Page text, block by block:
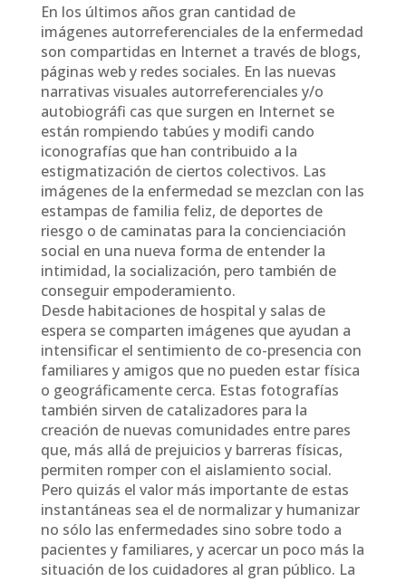
En los últimos años gran cantidad de
imágenes autorreferenciales de la enfermedad
son compartidas en Internet a través de blogs,
páginas web y redes sociales. En las nuevas
narrativas visuales autorreferenciales y/o
autobiográfi cas que surgen en Internet se
están rompiendo tabúes y modifi cando
iconografías que han contribuido a la
estigmatización de ciertos colectivos. Las
imágenes de la enfermedad se mezclan con las
estampas de familia feliz, de deportes de
riesgo o de caminatas para la concienciación
social en una nueva forma de entender la
intimidad, la socialización, pero también de
conseguir empoderamiento.
Desde habitaciones de hospital y salas de
espera se comparten imágenes que ayudan a
intensificar el sentimiento de co-presencia con
familiares y amigos que no pueden estar física
o geográficamente cerca. Estas fotografías
también sirven de catalizadores para la
creación de nuevas comunidades entre pares
que, más allá de prejuicios y barreras físicas,
permiten romper con el aislamiento social.
Pero quizás el valor más importante de estas
instantáneas sea el de normalizar y humanizar
no sólo las enfermedades sino sobre todo a
pacientes y familiares, y acercar un poco más la
situación de los cuidadores al gran público. La